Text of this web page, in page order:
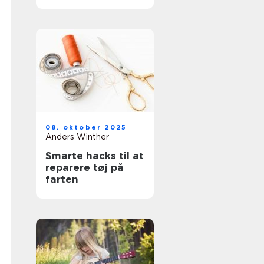
08. oktober 2025
Anders Winther
Smarte hacks til at
reparere tøj på
farten